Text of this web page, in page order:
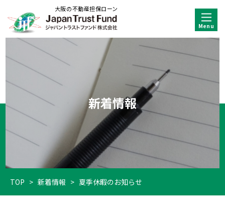
大阪の不動産担保ローン
新着情報
TOP > 新着情報 > 夏季休暇のお知らせ